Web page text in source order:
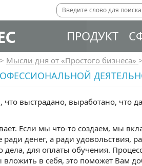
ПРОДУКТ
> Мысли дня от «Простого бизнеса» >
что выстрадано, выработано, что
Если мы что-то создаем, мы
ради денег, а ради удовольствия,
дела, для оплаты обучения.
вложить в себя, это поможет Вам